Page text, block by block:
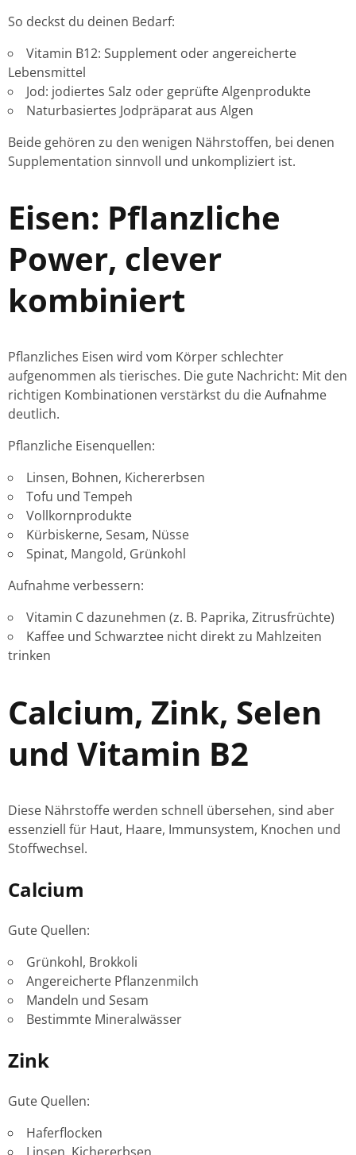
So deckst du deinen Bedarf:
Vitamin B12: Supplement oder angereicherte
Lebensmittel
Jod: jodiertes Salz oder geprüfte Algenprodukte
Naturbasiertes Jodpräparat aus Algen
Beide gehören zu den wenigen Nährstoffen, bei denen
Supplementation sinnvoll und unkompliziert ist.
Eisen: Pflanzliche
Power, clever
kombiniert
Pflanzliches Eisen wird vom Körper schlechter
aufgenommen als tierisches. Die gute Nachricht: Mit den
richtigen Kombinationen verstärkst du die Aufnahme
deutlich.
Pflanzliche Eisenquellen:
Linsen, Bohnen, Kichererbsen
Tofu und Tempeh
Vollkornprodukte
Kürbiskerne, Sesam, Nüsse
Spinat, Mangold, Grünkohl
Aufnahme verbessern:
Vitamin C dazunehmen (z. B. Paprika, Zitrusfrüchte)
Kaffee und Schwarztee nicht direkt zu Mahlzeiten
trinken
Calcium, Zink, Selen
und Vitamin B2
Diese Nährstoffe werden schnell übersehen, sind aber
essenziell für Haut, Haare, Immunsystem, Knochen und
Stoffwechsel.
Calcium
Gute Quellen:
Grünkohl, Brokkoli
Angereicherte Pflanzenmilch
Mandeln und Sesam
Bestimmte Mineralwässer
Zink
Gute Quellen:
Haferflocken